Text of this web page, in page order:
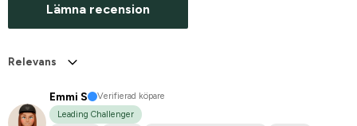
Lämna recension
Relevans
Emmi S
Verifierad köpare
Leading Challenger